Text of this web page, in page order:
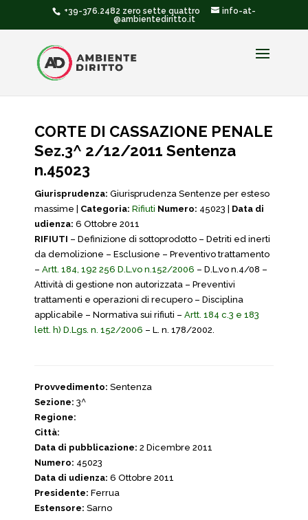
+39-376.2482 zero sette quattro
info-at-
@ambientediritto.it
CORTE DI CASSAZIONE PENALE
Sez.3^ 2/12/2011 Sentenza
n.45023
Giurisprudenza: Giurisprudenza Sentenze per esteso
massime | Categoria: Rifiuti Numero: 45023 | Data di
udienza: 6 Ottobre 2011
RIFIUTI – Definizione di sottoprodotto – Detriti ed inerti
da demolizione – Esclusione – Preventivo trattamento
– Artt. 184, 192 256 D.L.vo n.152/2006 – D.L.vo n.4/08 –
Attività di gestione non autorizzata – Preventivi
trattamenti e operazioni di recupero – Disciplina
applicabile – Normativa sui rifiuti – Artt. 184 c.3 e 183
lett. h) D.Lgs. n. 152/2006 – L. n. 178/2002.
Provvedimento: Sentenza
Sezione: 3^
Regione:
Città:
Data di pubblicazione: 2 Dicembre 2011
Numero: 45023
Data di udienza: 6 Ottobre 2011
Presidente: Ferrua
Estensore: Sarno